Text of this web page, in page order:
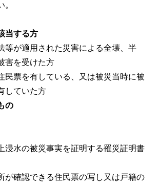
当する方
適用された災害による全壊、半
害を受けた方
を有している、又は被災当時に被
有していた方
に必要なもの
浸水の被災事実を証明する罹災証明書
が確認できる住民票の写し又は戸籍の